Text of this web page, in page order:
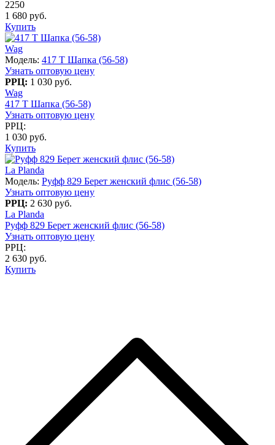
2250
1 680 руб.
Купить
Wag
Модель: 417 T Шапка (56-58)
Узнать оптовую цену
РРЦ: 1 030 руб.
Wag
417 T Шапка (56-58)
Узнать оптовую цену
РРЦ:
1 030 руб.
Купить
La Planda
Модель: Руфф 829 Берет женский флис (56-58)
Узнать оптовую цену
РРЦ: 2 630 руб.
La Planda
Руфф 829 Берет женский флис (56-58)
Узнать оптовую цену
РРЦ:
2 630 руб.
Купить